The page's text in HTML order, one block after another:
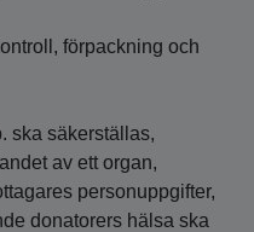
förpackning och
ska säkerställas,
av ett organ,
personuppgifter,
donatorers hälsa ska